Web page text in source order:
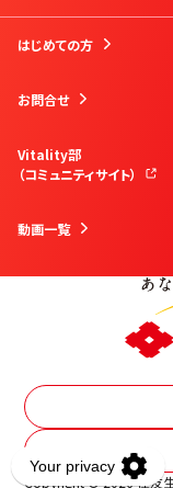
はじめての方
お問合せ
Vitality部
（コミュニティサイト）
動画一覧
その他
Copyright © 2026 住友